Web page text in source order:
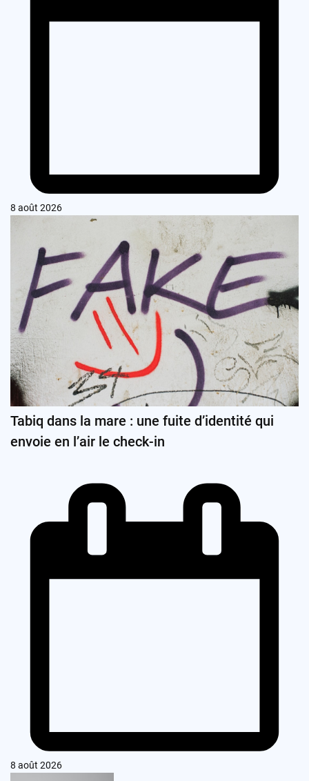
8 août 2026
Tabiq dans la mare : une fuite d’identité qui
envoie en l’air le check-in
8 août 2026